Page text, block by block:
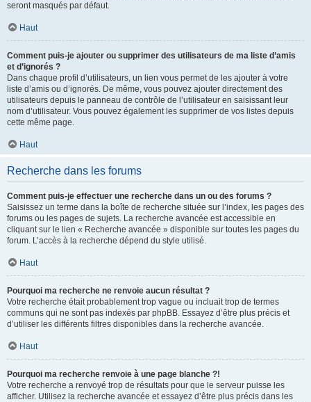
seront masqués par défaut.
Haut
Comment puis-je ajouter ou supprimer des utilisateurs de ma liste d’amis
et d’ignorés ?
Dans chaque profil d’utilisateurs, un lien vous permet de les ajouter à votre
liste d’amis ou d’ignorés. De même, vous pouvez ajouter directement des
utilisateurs depuis le panneau de contrôle de l’utilisateur en saisissant leur
nom d’utilisateur. Vous pouvez également les supprimer de vos listes depuis
cette même page.
Haut
Recherche dans les forums
Comment puis-je effectuer une recherche dans un ou des forums ?
Saisissez un terme dans la boîte de recherche située sur l’index, les pages des
forums ou les pages de sujets. La recherche avancée est accessible en
cliquant sur le lien « Recherche avancée » disponible sur toutes les pages du
forum. L’accès à la recherche dépend du style utilisé.
Haut
Pourquoi ma recherche ne renvoie aucun résultat ?
Votre recherche était probablement trop vague ou incluait trop de termes
communs qui ne sont pas indexés par phpBB. Essayez d’être plus précis et
d’utiliser les différents filtres disponibles dans la recherche avancée.
Haut
Pourquoi ma recherche renvoie à une page blanche ?!
Votre recherche a renvoyé trop de résultats pour que le serveur puisse les
afficher. Utilisez la recherche avancée et essayez d’être plus précis dans les